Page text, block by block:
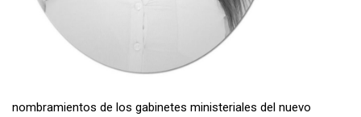
nombramientos de los gabinetes ministeriales del nuevo